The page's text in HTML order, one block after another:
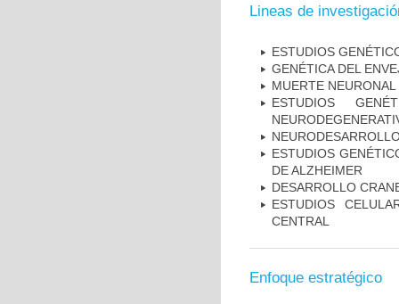
Lineas de
ESTUDIOS
GENÉTICA DEL
MUERTE
ESTUDIOS
ESTUDIOS
DE ALZHEIMER
DESARROLLO
ESTUDIOS
CENTRAL
Enfoque estratégico